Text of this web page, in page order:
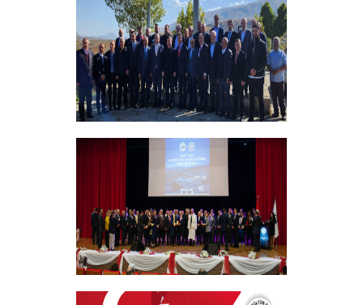
+
Vakıf Yönetim Kurulumuz Erzincan
Kemah'da Bir Takım Ziyaretlerde
Bulundu
+
EKEV “Akademik Bilim, Sanat ve Spor